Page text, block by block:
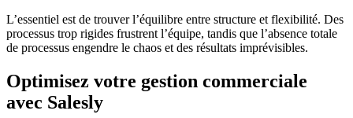
L’essentiel est de trouver l’équilibre entre structure et flexibilité. Des
processus trop rigides frustrent l’équipe, tandis que l’absence totale
de processus engendre le chaos et des résultats imprévisibles.
Optimisez votre gestion commerciale
avec Salesly